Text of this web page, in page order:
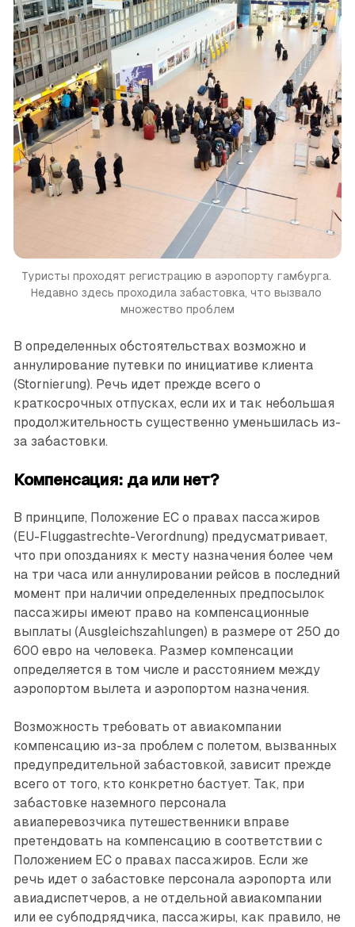
Туристы проходят регистрацию в аэропорту гамбурга.
Недавно здесь проходила забастовка, что вызвало
множество проблем
В определенных обстоятельствах возможно и
аннулирование путевки по инициативе клиента
(Stornierung). Речь идет прежде всего о
краткосрочных отпусках, если их и так небольшая
продолжительность существенно уменьшилась из-
за забастовки.
Компенсация: да или нет?
В принципе, Положение ЕС о правах пассажиров
(EU-Fluggastrechte-Verordnung) предусматривает,
что при опозданиях к месту назначения более чем
на три часа или аннулировании рейсов в последний
момент при наличии определенных предпосылок
пассажиры имеют право на компенсационные
выплаты (Ausgleichszahlungen) в размере от 250 до
600 евро на человека. Размер компенсации
определяется в том числе и расстоянием между
аэропортом вылета и аэропортом назначения.
Возможность требовать от авиакомпании
компенсацию из-за проблем с полетом, вызванных
предупредительной забас­товкой, зависит прежде
всего от того, кто конкретно бастует. Так, при
забастовке наземного персонала
авиаперевозчика путешественники вправе
претендовать на компенсацию в соответствии с
Положением ЕС о правах пассажиров. Если же
речь идет о забастовке персонала аэропорта или
авиадиспетчеров, а не отдельной авиакомпании
или ее субподрядчика, пассажиры, как правило, не